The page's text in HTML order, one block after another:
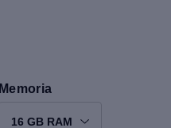
Memoria
16 GB RAM